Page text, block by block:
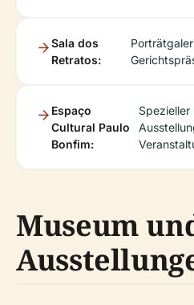
Sala dos
Retratos:
Espaço
Cultural Paulo
Bonfim:
Spezieller
Museum